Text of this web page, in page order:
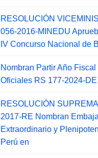
RESOLUCIÓN
056-2016-MINEDU
IV Concurso Nacional de
Nombran Partir Año Fiscal
Oficiales RS 177-2024-
RESOLUCIÓN
2017-RE Nombran
Extraordinario y
Perú en